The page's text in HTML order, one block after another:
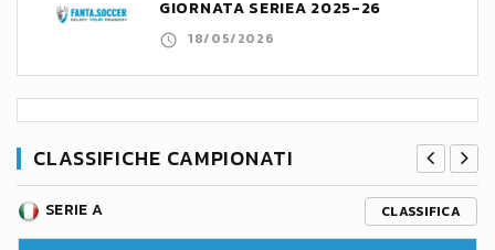
GIORNATA SERIEA 2025-26
18/05/2026
CLASSIFICHE CAMPIONATI
SERIE A CLASSIFICA